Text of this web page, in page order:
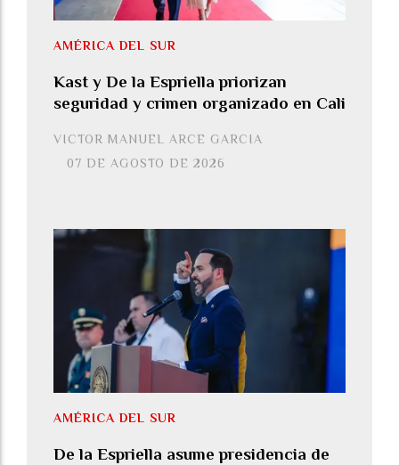
Kast y De la Espriella priorizan
seguridad y crimen organizado en Cali
VICTOR MANUEL ARCE GARCIA
AMÉRICA DEL SUR
07 DE AGOSTO DE 2026
De la Espriella asume presidencia de
AMÉRICA DEL SUR